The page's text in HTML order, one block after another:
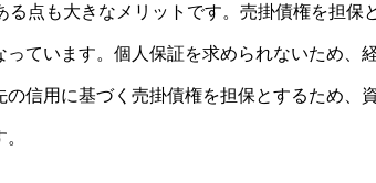
点も大きなメリットです。売掛債権を担保
ています。個人保証を求められないため、
信用に基づく売掛債権を担保とするため、